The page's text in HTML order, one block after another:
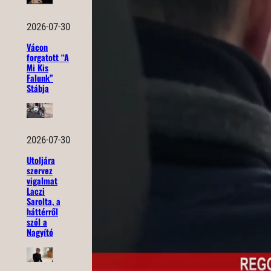
2026-07-30
Vácon
forgatott “A
Mi Kis
Falunk”
Stábja
2026-07-30
Utoljára
szervez
vigalmat
Laczi
Sarolta, a
háttérről
szól a
Nagyító